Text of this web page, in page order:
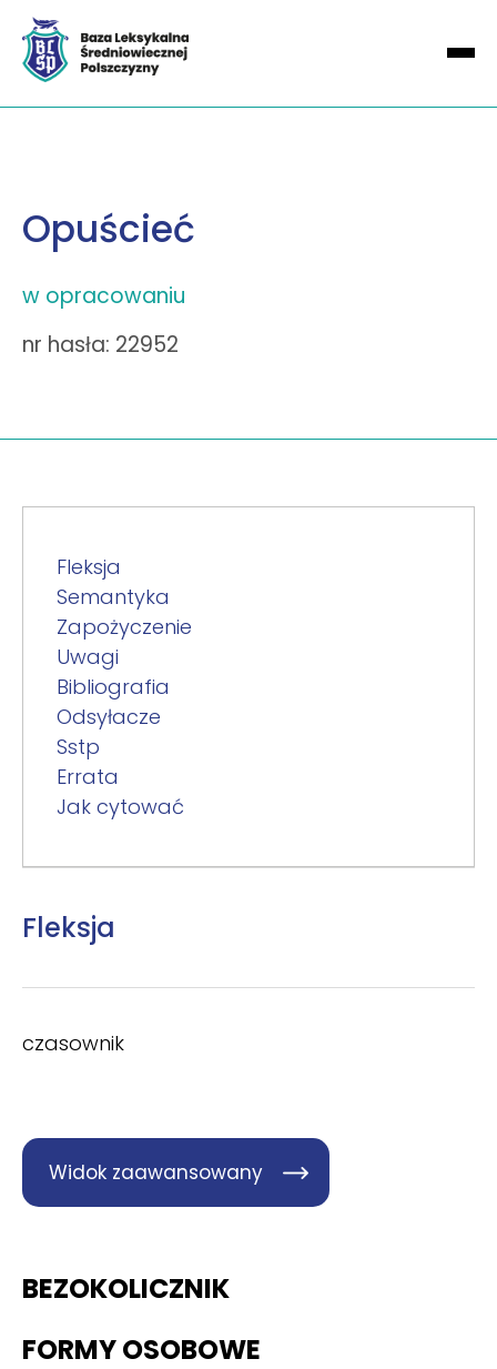
Opuścieć
w opracowaniu
nr hasła: 22952
Fleksja
Semantyka
Zapożyczenie
Uwagi
Bibliografia
Odsyłacze
Sstp
Errata
Jak cytować
Fleksja
czasownik
Widok zaawansowany
BEZOKOLICZNIK
FORMY OSOBOWE